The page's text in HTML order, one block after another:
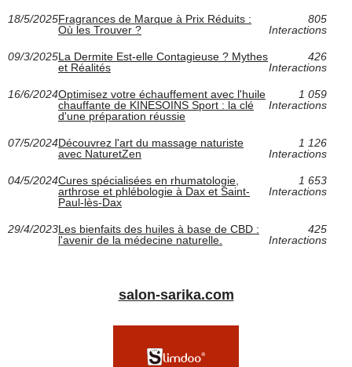
18/5/2025Fragrances de Marque à Prix Réduits :
Où les Trouver ?
805
Interactions
09/3/2025La Dermite Est-elle Contagieuse ? Mythes
et Réalités
426
Interactions
16/6/2024Optimisez votre échauffement avec l'huile
chauffante de KINESOINS Sport : la clé
d'une préparation réussie
1 059
Interactions
07/5/2024Découvrez l'art du massage naturiste
avec NaturetZen
1 126
Interactions
04/5/2024Cures spécialisées en rhumatologie,
arthrose et phlébologie à Dax et Saint-
Paul-lès-Dax
1 653
Interactions
29/4/2023Les bienfaits des huiles à base de CBD :
l'avenir de la médecine naturelle.
425
Interactions
salon-sarika.com